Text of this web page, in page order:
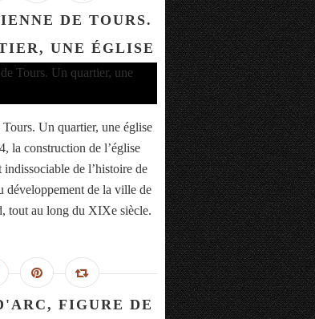
DE TOURS.
UNE ÉGLISE
Un quartier, une église
la construction de l’église
indissociable de l’histoire de
développement de la ville de
tout au long du XIXe siècle.
FIGURE DE